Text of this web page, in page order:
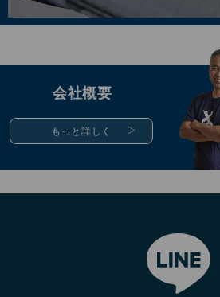
会社概要
もっと詳しく